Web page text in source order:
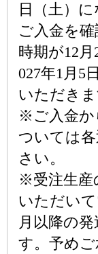
日（土）に
ご入金を
時期が12
027年1月5
いただきま
※ご入金か
ついては
さい。
※受注生産
いただい
月以降の
す。予めご